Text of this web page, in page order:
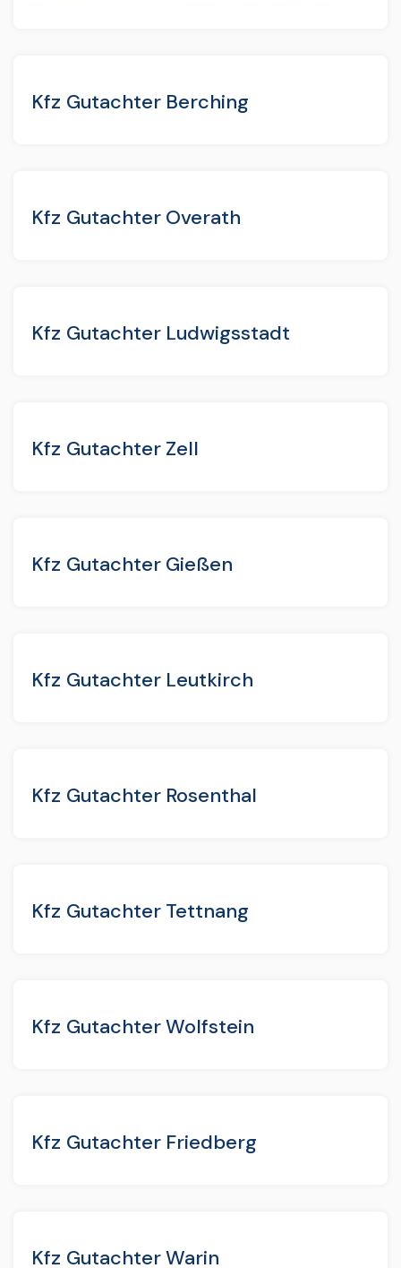
Kfz Gutachter Berching
Kfz Gutachter Overath
Kfz Gutachter Ludwigsstadt
Kfz Gutachter Zell
Kfz Gutachter Gießen
Kfz Gutachter Leutkirch
Kfz Gutachter Rosenthal
Kfz Gutachter Tettnang
Kfz Gutachter Wolfstein
Kfz Gutachter Friedberg
Kfz Gutachter Warin